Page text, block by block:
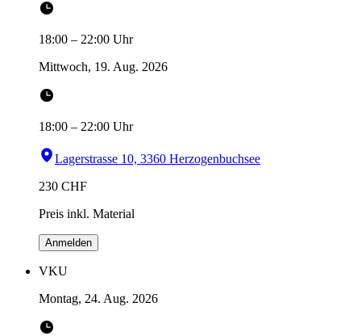
18:00 – 22:00 Uhr
Mittwoch, 19. Aug. 2026
18:00 – 22:00 Uhr
Lagerstrasse 10, 3360 Herzogenbuchsee
230 CHF
Preis inkl. Material
Anmelden
VKU
Montag, 24. Aug. 2026